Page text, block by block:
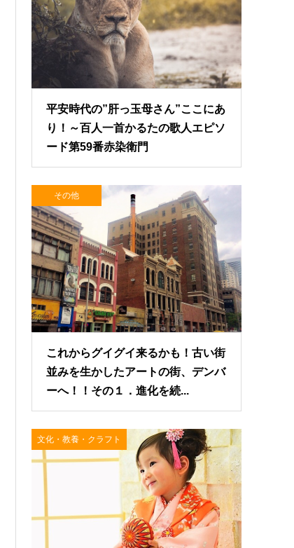
平安時代の”肝っ玉母さん”ここにあ
り！～百人一首かるたの歌人エピソ
ード第59番赤染衛門
その他
これからグイグイ来るかも！古い街
並みを生かしたアートの街、デンバ
ーへ！！その１．進化を続...
文化・教養・クラフト